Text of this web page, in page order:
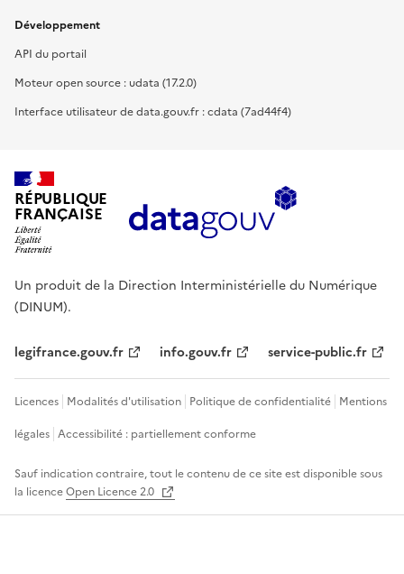
Développement
API du portail
Moteur open source : udata (17.2.0)
Interface utilisateur de data.gouv.fr : cdata (7ad44f4)
RÉPUBLIQUE
FRANÇAISE
Un produit de la Direction Interministérielle du Numérique
(DINUM).
legifrance.gouv.fr info.gouv.fr service-public.fr
Licences Modalités d'utilisation Politique de confidentialité Mentions
légales Accessibilité : partiellement conforme
Sauf indication contraire, tout le contenu de ce site est disponible sous
la licenceOpen Licence 2.0